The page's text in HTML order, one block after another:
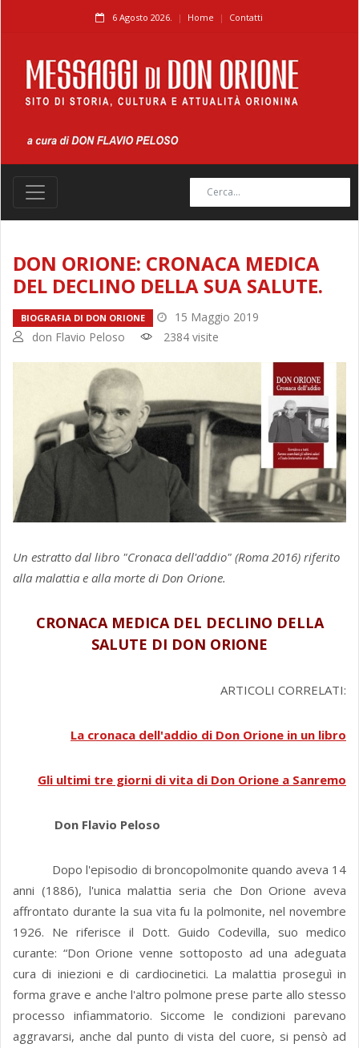
6 Agosto 2026. Home Contatti
DON ORIONE: CRONACA MEDICA
DEL DECLINO DELLA SUA SALUTE.
BIOGRAFIA DI DON ORIONE
15 Maggio 2019
don Flavio Peloso
2384 visite
Un estratto dal libro "Cronaca dell'addio" (Roma 2016) riferito
alla malattia e alla morte di Don Orione.
CRONACA MEDICA DEL DECLINO DELLA
SALUTE DI DON ORIONE
ARTICOLI CORRELATI:
La cronaca dell'addio di Don Orione in un libro
Gli ultimi tre giorni di vita di Don Orione a Sanremo
Don Flavio Peloso
Dopo l'episodio di broncopolmonite quando aveva 14
anni (1886), l'unica malattia seria che Don Orione aveva
affrontato durante la sua vita fu la polmonite, nel novembre
1926. Ne riferisce il Dott. Guido Codevilla, suo medico
curante: “Don Orione venne sottoposto ad una adeguata
cura di iniezioni e di cardiocinetici. La malattia proseguì in
forma grave e anche l'altro polmone prese parte allo stesso
processo infiammatorio. Siccome le condizioni parevano
aggravarsi, anche dal punto di vista del cuore, si pensò ad